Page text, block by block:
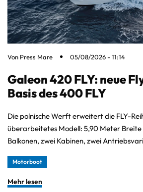
Von Press Mare 05/08/2026 - 11:14
Galeon 420 FLY: neue
Basis des 400 FLY
Die polnische Werft erweitert die FLY-
überarbeitetes Modell: 5,90 Meter
Balkonen, zwei Kabinen, zwei
Motorboot
Mehr lesen